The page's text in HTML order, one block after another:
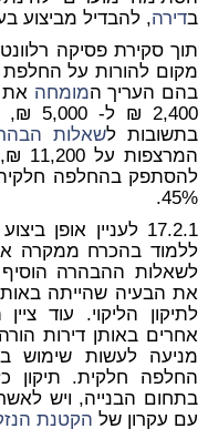
בדירה, להבדיל מביצוע
תוך סקירת פסיקה
מקום להורות על החלפת
בהם העריך המומחה את
בתשובות לשאלות
45%.
17.2.1 לעניין אופן
ללמוד בהכרח ממקרה
לשאלות ההבהרה
את הבעיה שהייתה
לתיקון הליקוי. עוד ציין
אחרים באותן דירות
מניעה לעשות
החלפה חלקית. תיקון
בתחום הבנייה, ויש
עם עקרון של הקטנת